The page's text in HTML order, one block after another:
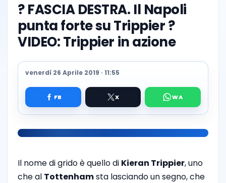
? FASCIA DESTRA. Il Napoli
punta forte su Trippier ?
VIDEO: Trippier in azione
venerdì 26 Aprile 2019 · 11:55
Il nome di grido è quello di Kieran Trippier, uno
che al Tottenhamsta lasciando un segno, che